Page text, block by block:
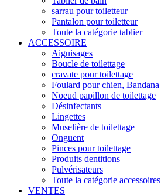
sarrau pour toiletteur
Pantalon pour toiletteur
Toute la catégorie tablier
ACCESSOIRE
Aiguisages
Boucle de toilettage
cravate pour toilettage
Foulard pour chien, Bandana
Noeud papillon de toilettage
Désinfectants
Lingettes
Muselière de toilettage
Onguent
Pinces pour toilettage
Produits dentitions
Pulvérisateurs
Toute la catégorie accessoires
VENTES